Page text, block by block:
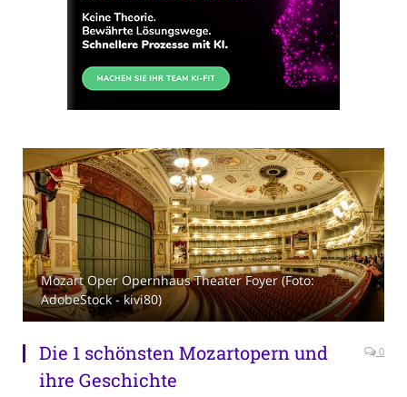
Mozart Oper Opernhaus Theater Foyer (Foto:
AdobeStock - kivi80)
Die 1 schönsten Mozartopern und
ihre Geschichte
0